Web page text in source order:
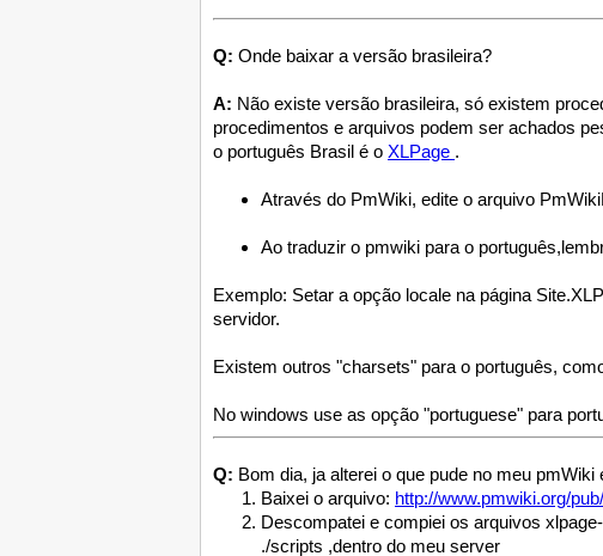
Q: Onde baixar a versão brasileira?
A: Não existe versão brasileira, só existem
procedimentos e arquivos podem ser achados
o português Brasil é o XLPage .
Através do PmWiki, edite o arquivo
Ao traduzir o pmwiki para o
Exemplo: Setar a opção locale na página
servidor.
Existem outros "charsets" para o português,
No windows use as opção "portuguese" para
Q: Bom dia, ja alterei o que pude no meu
Baixei o arquivo: http://www.pmwiki.org/
Descompatei e compiei os arquivos
./scripts ,dentro do meu server